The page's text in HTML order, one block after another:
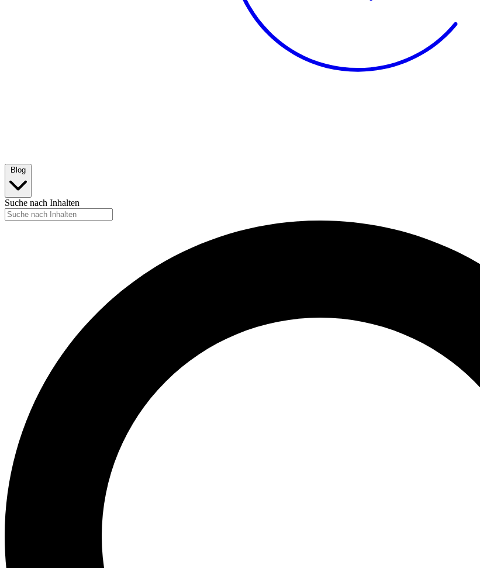
Blog
Suche nach Inhalten